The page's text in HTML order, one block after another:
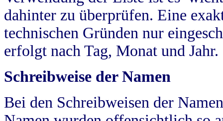
dahinter zu überprüfen. Eine
technischen Gründen nur
erfolgt nach Tag, Monat und Jahr.
Schreibweise der Namen
Bei den Schreibweisen der